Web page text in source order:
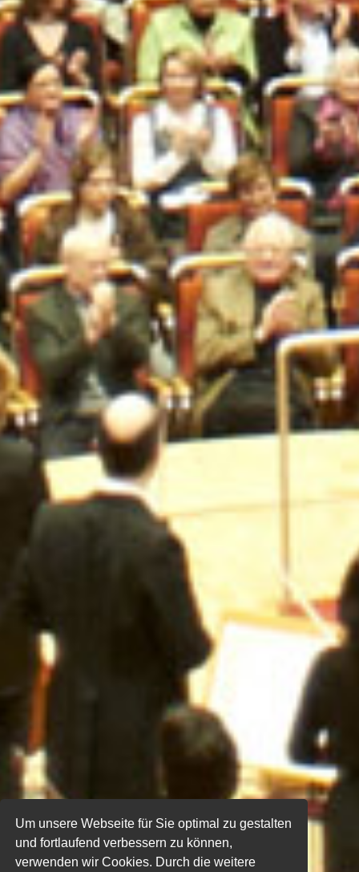
Um unsere Webseite für Sie optimal zu gestalten
und fortlaufend verbessern zu können,
verwenden wir Cookies. Durch die weitere